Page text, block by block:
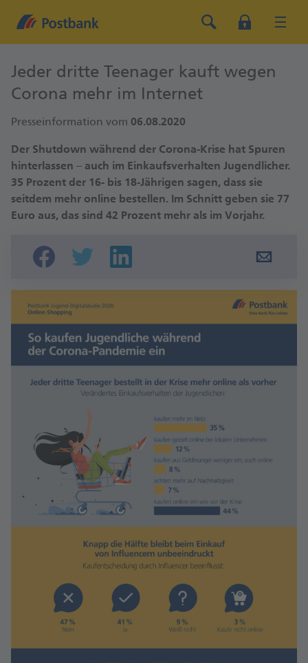
Jeder dritte Teenager kauft wegen
Corona mehr im Internet
Presseinformation vom 06.08.2020
Der Shutdown während der Corona-Krise hat Spuren
hinterlassen – auch im Einkaufsverhalten Jugendlicher.
35 Prozent der 16- bis 18-Jährigen sagen, dass sie
seitdem mehr online bestellen. Im Schnitt geben sie 77
Euro aus, das sind 42 Prozent mehr als im Vorjahr.